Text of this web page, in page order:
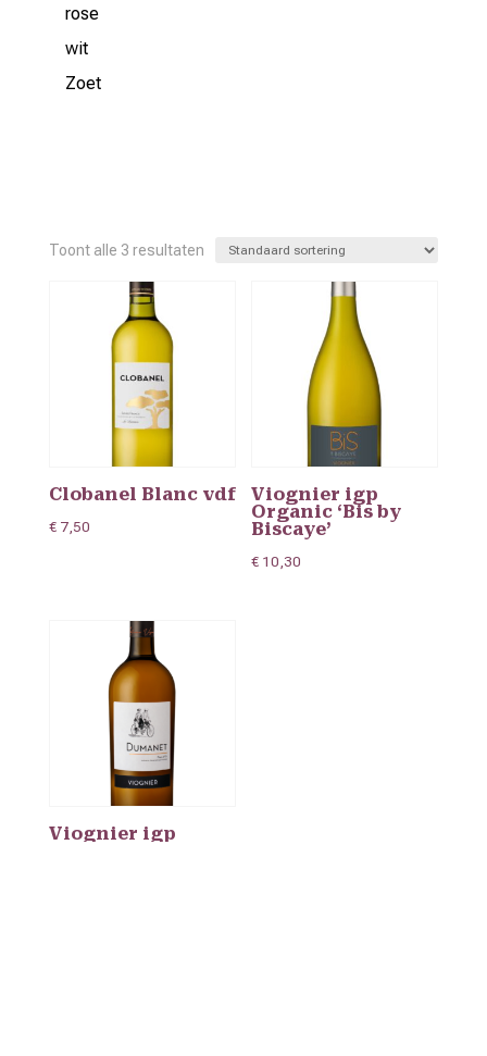
rose
wit
Zoet
Toont alle 3 resultaten
Clobanel Blanc vdf
€7,50
Viognier igp
Organic ‘Bis by
Biscaye’
€ 10,30
Viognier igp